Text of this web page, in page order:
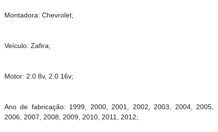
Montadora: Chevrolet;
Veículo: Zafira;
Motor: 2.0 8v, 2.0 16v;
Ano de fabricação: 1999, 2000, 2001, 2002, 2003, 2004, 2005,
2006, 2007, 2008, 2009, 2010, 2011, 2012;